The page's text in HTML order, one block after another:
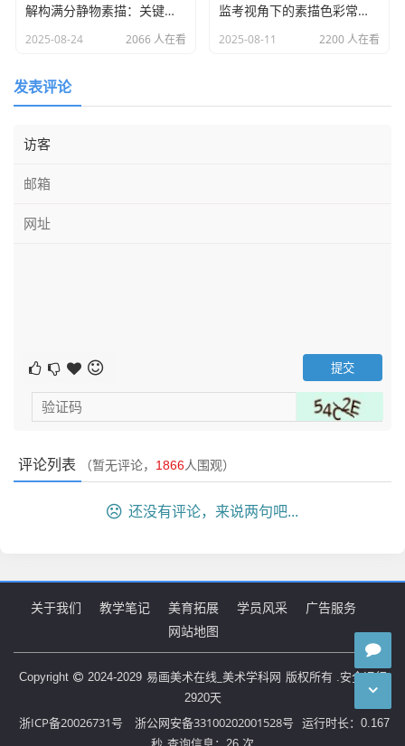
鼻上部的隆起是鼻骨，它小而结实，其形状决定了鼻子的
骨和鼻翼软骨，鼻翼可随呼吸或表情张缩。鼻子的形状很
等，都是形象特征的概括。鼻孔的形状随鼻形而变化，特别
与鼻翼有很大的关系。
是呈圆形体积。上唇中间皮肤表面有条凹，称人中。嘴唇的
表面有唇纹，各人的唇纹形状不同。上、下唇的活动十分灵
活，彼此呼应，不仅对发音有很重要的作用，对表情也有直
耳：
虽不像眼睛、嘴巴那样有丰富表情，但在不同角度下，其位
具有一定的弹性，形似水饺。耳朵稍斜长在头部的两侧。在
学习时除了弄清它的结构外，还应注意它的体积。
总之，五官在造型上宛如一个紧密协作的交响乐团，相
互呼应、相互影响。它们之间的比例关系如同精确的乐谱，
决定了整个面部的和谐与否。五官的位置分布恰似乐手在舞
台上的站位，任何微小的变动都会影响整体的效果。而它们
各自的形态则是乐手手中的乐器，共同奏响了塑造人物外貌
解构满分静物素描：关键要素与创作逻辑
2025-08-24 2066 人在看
监考视角下的素描色彩常见误区解析
2025-08-11 2200 人在看
发表评论
评论列表 （暂无评论， 1866人围观）
还没有评论，来说两句吧...
关于我们 教学笔记 美育拓展 学员风采
广告服务
网站地图
Copyright 2024-2029 易画美术在线_美术学科网 版权所有 .安全运行
2920天
浙ICP备20026731号 浙公网安备33100202001528号
运行时长：0.167